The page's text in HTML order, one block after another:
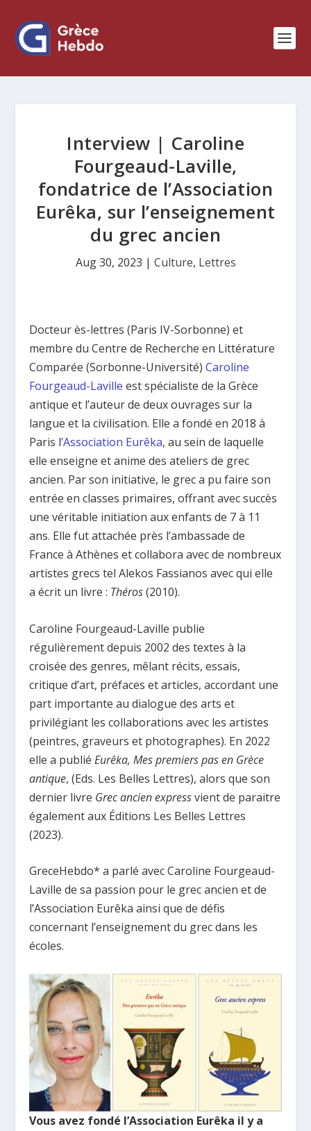
Interview | Caroline
Fourgeaud-Laville,
fondatrice de l’Association
Eurêka, sur l’enseignement
du grec ancien
Aug 30, 2023 | Culture, Lettres
Docteur ès-lettres (Paris IV-Sorbonne) et
membre du Centre de Recherche en Littérature
Comparée (Sorbonne-Université)Caroline
Fourgeaud-Laville est spécialiste de la Grèce
antique et l’auteur de deux ouvrages sur la
langue et la civilisation. Elle a fondé en 2018 à
Paris l’Association Eurêka, au sein de laquelle
elle enseigne et anime des ateliers de grec
ancien. Par son initiative, le grec a pu faire son
entrée en classes primaires, offrant avec succès
une véritable initiation aux enfants de 7 à 11
ans. Elle fut attachée près l’ambassade de
France à Athènes et collabora avec de nombreux
artistes grecs tel Alekos Fassianos avec qui elle
a écrit un livre : Théros(2010).
Caroline Fourgeaud-Laville publie
régulièrement depuis 2002 des textes à la
croisée des genres, mêlant récits, essais,
critique d’art, préfaces et articles, accordant une
part importante au dialogue des arts et
privilégiant les collaborations avec les artistes
(peintres, graveurs et photographes). En 2022
elle a publiéEurêka, Mes premiers pas en Grèce
antique, (Eds. Les Belles Lettres), alors que son
dernier livre Grec ancien expressvient de paraitre
également aux Éditions Les Belles Lettres
(2023).
GreceHebdo* a parlé avec Caroline Fourgeaud-
Laville de sa passion pour le grec ancien et de
l’Association Eurêka ainsi que de défis
concernant l’enseignement du grec dans les
écoles.
Vous avez fondé l’Association Eurêka il y a